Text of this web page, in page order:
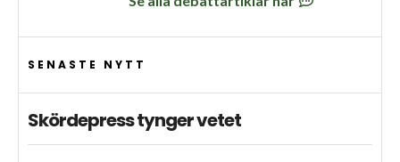
SENASTE NYTT
Skördepress tynger vetet